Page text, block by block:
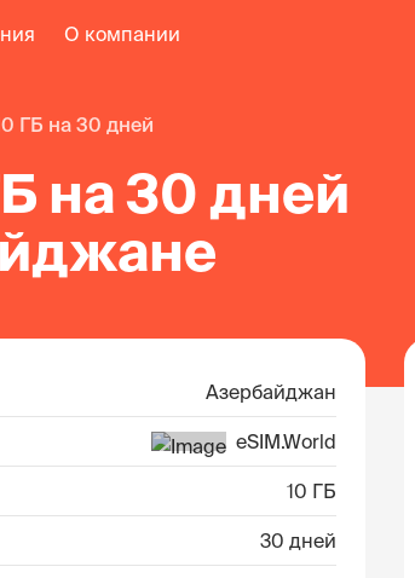
О компании
10 ГБ на 30 дней
на 30 дней
Азербайджан
eSIM.World
10 ГБ
30 дней